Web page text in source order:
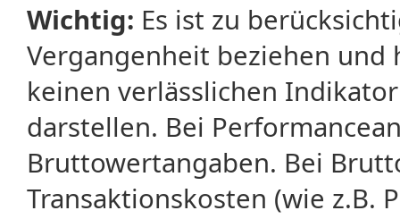
Wichtig: Es ist zu
Vergangenheit beziehen
keinen verlässlichen
darstellen. Bei
Bruttowertangaben. Bei
Transaktionskosten (wie z.B.